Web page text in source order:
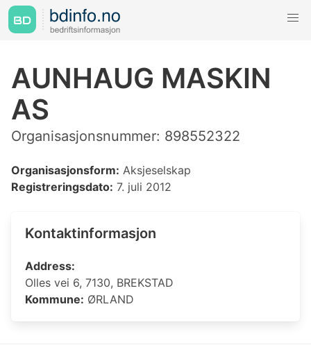
AUNHAUG MASKIN
AS
Organisasjonsnummer: 898552322
Organisasjonsform: Aksjeselskap
Registreringsdato: 7. juli 2012
Kontaktinformasjon
Address:
Olles vei 6, 7130, BREKSTAD
Kommune: ØRLAND